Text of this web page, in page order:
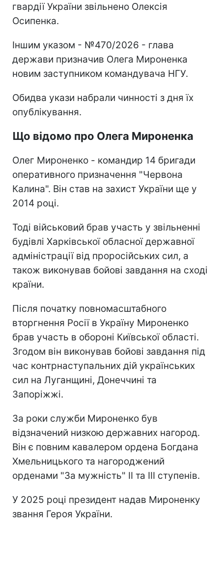
гвардії України звільнено Олексія
Осипенка.
Іншим указом - №470/2026 - глава
держави призначив Олега Мироненка
новим заступником командувача НГУ.
Обидва укази набрали чинності з дня їх
опублікування.
Що відомо про Олега Мироненка
Олег Мироненко - командир 14 бригади
оперативного призначення "Червона
Калина". Він став на захист України ще у
2014 році.
Тоді військовий брав участь у звільненні
будівлі Харківської обласної державної
адміністрації від проросійських сил, а
також виконував бойові завдання на сході
країни.
Після початку повномасштабного
вторгнення Росії в Україну Мироненко
брав участь в обороні Київської області.
Згодом він виконував бойові завдання під
час контрнаступальних дій українських
сил на Луганщині, Донеччині та
Запоріжжі.
За роки служби Мироненко був
відзначений низкою державних нагород.
Він є повним кавалером ордена Богдана
Хмельницького та нагороджений
орденами "За мужність" II та III ступенів.
У 2025 році президент надав Мироненку
звання Героя України.